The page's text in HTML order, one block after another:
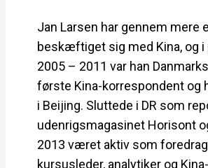
Jan Larsen har gennem mere
beskæftiget sig med Kina, og i
2005 – 2011 var han
første Kina-korrespondent og
i Beijing. Sluttede i DR som
udenrigsmagasinet Horisont
2013 været aktiv som
kursusleder, analytiker og Kina-